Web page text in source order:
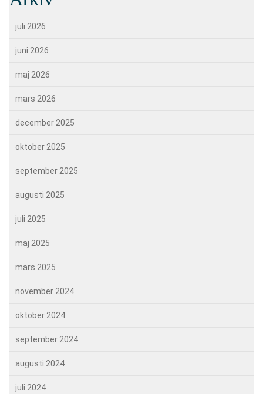
juli 2026
juni 2026
maj 2026
mars 2026
december 2025
oktober 2025
september 2025
augusti 2025
juli 2025
maj 2025
mars 2025
november 2024
oktober 2024
september 2024
augusti 2024
juli 2024